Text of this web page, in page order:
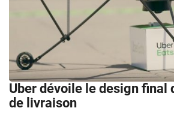
Uber dévoile le design final
de livraison